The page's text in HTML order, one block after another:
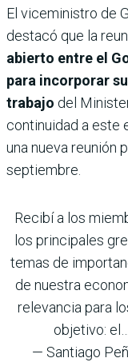
El viceministro de
destacó que la
abierto entre el
para incorporar
trabajo del
continuidad a este
una nueva reunión
septiembre.
Recibí a los
los principales
temas de
de nuestra
relevancia para
objetivo: el…
— Santiago